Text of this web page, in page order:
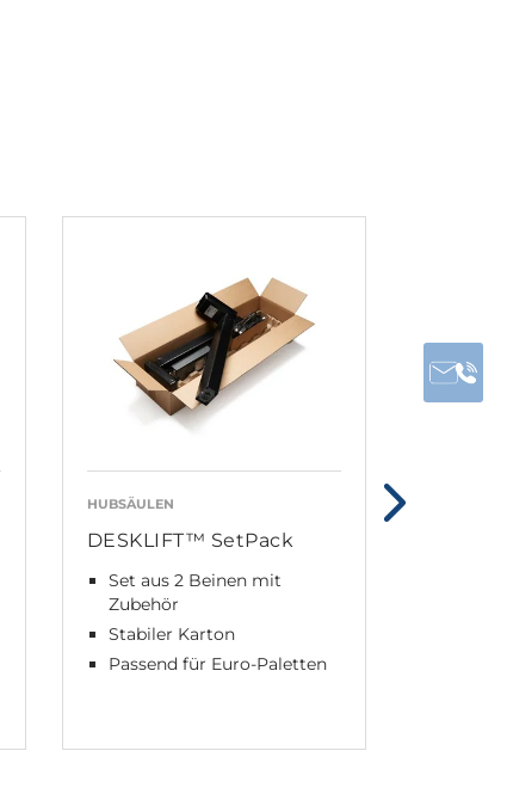
HUBSÄULEN
DESKLIFT™ SetPack
Set aus 2 Beinen mit
Zubehör
Stabiler Karton
Passend für Euro-Paletten